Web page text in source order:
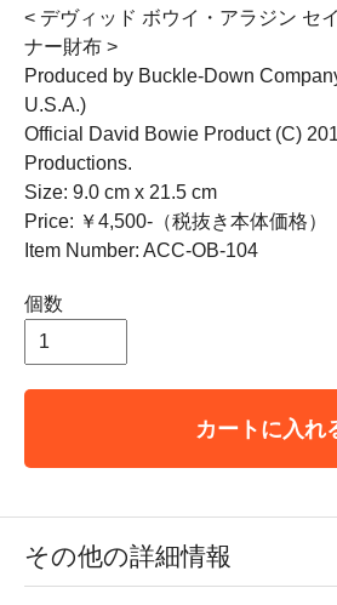
< デヴィッド ボウイ・アラジン セ
ナー財布 >
Produced by Buckle-Down
U.S.A.)
Official David Bowie Product (C)
Productions.
Size: 9.0 cm x 21.5 cm
Price: ￥4,500-（税抜き本体価格）
Item Number: ACC-OB-104
個数
カートに入れ
その他の詳細情報